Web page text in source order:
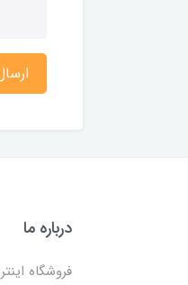
درباره ما
فروشگاه